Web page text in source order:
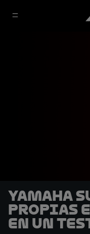
Yamaha
propias
en un